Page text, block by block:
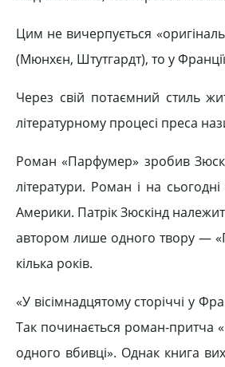
Цим не вичерпується
(Мюнхєн, Штутгардт), то у
Через свій потаємний стиль
літературному процесі преса
Роман «Парфумер» зробив
літератури. Роман і на
Америки. Патрік Зюскінд
автором лише одного твору —
кілька років.
«У вісімнадцятому сторіччі у
Так починається роман-притча
одного вбивці». Однак книга